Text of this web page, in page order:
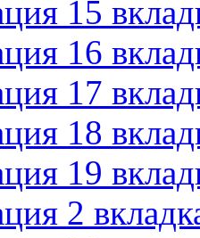
15
16
17
18
19
2